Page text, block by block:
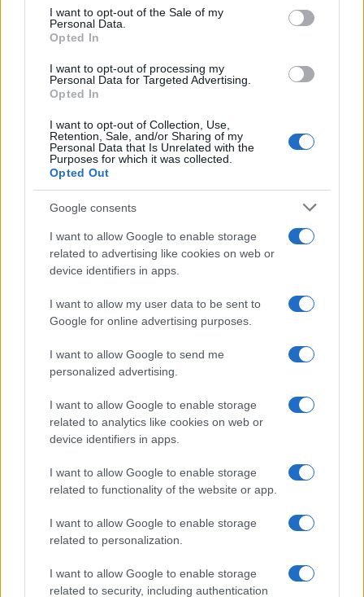
consent section.
I want to opt-out of the Sale of my
Personal Data.
Opted In
I want to opt-out of processing my
Personal Data for Targeted Advertising.
Opted In
I want to opt-out of Collection, Use,
Retention, Sale, and/or Sharing of my
Personal Data that Is Unrelated with the
Purposes for which it was collected.
Opted Out
Google consents
I want to allow Google to enable storage
related to advertising like cookies on web or
device identifiers in apps.
I want to allow my user data to be sent to
Google for online advertising purposes.
I want to allow Google to send me
personalized advertising.
I want to allow Google to enable storage
related to analytics like cookies on web or
device identifiers in apps.
I want to allow Google to enable storage
related to functionality of the website or app.
I want to allow Google to enable storage
related to personalization.
I want to allow Google to enable storage
related to security, including authentication
2015-ösiráni atomalkuóta nem tudja magát
komoly szereplőként feltüntetni a térségben.
Azóta pedig eltelt 8 év, ráadásul
Európa a következő pár évtizedre
megnyerte magának a
megnyerhetetlen ukrajnai
konfliktust is, amely minden
bizonnyal majd szépen leköti a
túlmozgásos európai uniós
diplomaták felesleges energiáit.
meglehetősen furcsa optikája van annak,
ahogyan Európa távoli vidékek, távoli
lakóinak próbálja elvinni a békét (úgy tűnik,
páran hamar megfeledkeztek arról, hogy ezt
mekkora sikerrel csináltuk 20 éven át
Afganisztánban), miközben a második
világháború óta zajló egyik legnagyobb
konfliktus dúl a kontinensen… de Borrell úr
továbbra is arról ábrándozik, hogy
Brüsszelnek majd helyet szorítanak a közel-
keleti béketeremtés füstös szobáiban,